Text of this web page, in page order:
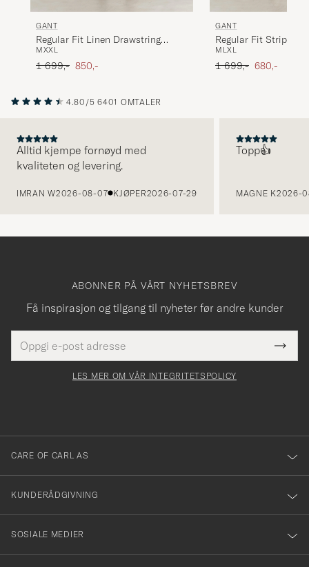
GANT
Regular Fit Linen Drawstring
Shorts Evening Blue
MXXL
Ordinær pris
1 699,- Nedsatt pris
850,-
GANT
Regular Fit Striped
Drawstring Shorts
M LXL
Ordinær pris
1 699,- Nedsatt pris
680,-
4.80/5 6401 OMTALER
Alltid kjempe fornøyd med
kvaliteten og levering.
IMRAN W2026-08-07 KJØPER2026-07-29
Topp👍
MAGNE K2026-
ABONNER PÅ VÅRT NYHETSBREV
Få inspirasjon og tilgang til nyheter før andre kunder
postadresse
felt
Tack
för
dig
till
vårt
nyhetsbrev!
LES MER OM VÅR INTEGRITETSPOLICY
CARE OF CARL AS
KUNDERÅDGIVNING
SOSIALE MEDIER